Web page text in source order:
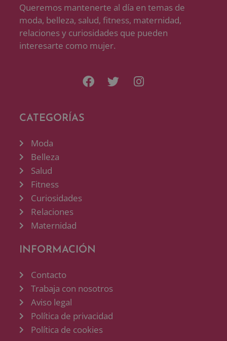
Queremos mantenerte al día en temas de
moda, belleza, salud, fitness, maternidad,
relaciones y curiosidades que pueden
interesarte como mujer.
CATEGORÍAS
Moda
Belleza
Salud
Fitness
Curiosidades
Relaciones
Maternidad
INFORMACIÓN
Contacto
Trabaja con nosotros
Aviso legal
Política de privacidad
Política de cookies